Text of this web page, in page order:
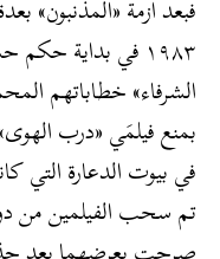
فبعد أزمة «المذنبون»
١٩٨٣ في بداية
الشرفاء» خطاباتهم
بمنع فيلمَي «درب
في بيوت الدعارة التي
تم سحب الفيلمين من